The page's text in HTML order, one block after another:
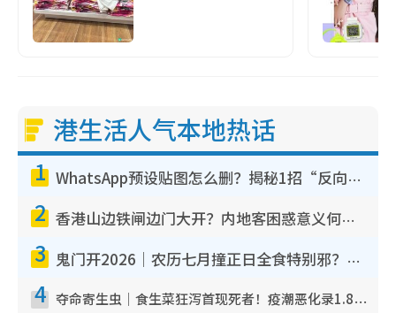
港生活人气本地热话
1 WhatsApp预设贴图怎么删？揭秘1招“反向操作”还原简洁界面 附3步实测教程
2 香港山边铁闸边门大开？内地客困惑意义何在！网友神回复：这种叫法理性防御
3 鬼门开2026｜农历七月撞正日全食特别邪？专家警告切忌做一事！揭4大禁忌+2招保平安
4 夺命寄生虫｜食生菜狂泻首现死者！疫潮恶化录1.8万宗病例 揭洗菜3大谬误